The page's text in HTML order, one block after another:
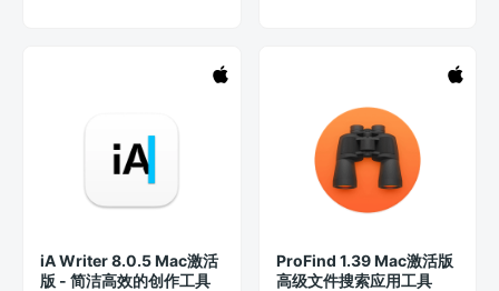
iA Writer 8.0.5 Mac激活
版 - 简洁高效的创作工具
ProFind 1.39 Mac激活版
高级文件搜索应用工具